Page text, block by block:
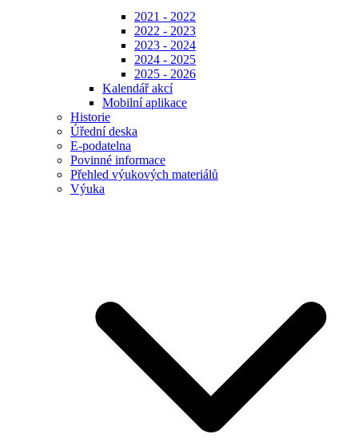
2021 - 2022
2022 - 2023
2023 - 2024
2024 - 2025
2025 - 2026
Kalendář akcí
Mobilní aplikace
Historie
Úřední deska
E-podatelna
Povinné informace
Přehled výukových materiálů
Výuka